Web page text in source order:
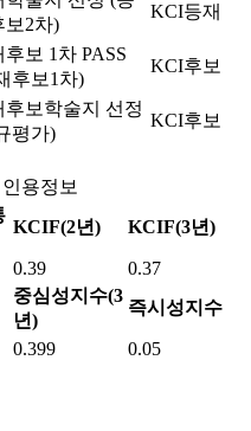
보2차)
KCI등재
후보 1차 PASS
후보1차)
KCI후보
후보학술지 선정
평가)
KCI후보
용정보
KCIF(2년) KCIF(3년)
0.39
0.37
중심성지수(3
년)
즉시성지수
0.399 0.05